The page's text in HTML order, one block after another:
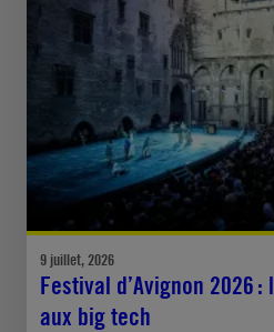
9 juillet, 2026
Festival d’Avignon 2026
aux big tech